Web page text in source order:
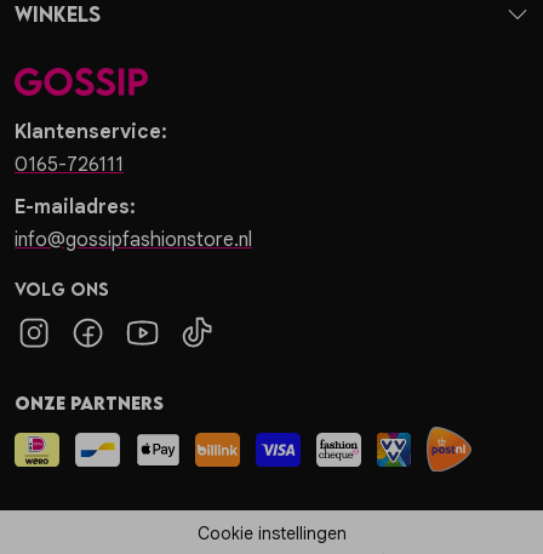
Klantenservice:
0165-726111
E-mailadres:
info@gossipfashionstore.nl
Volg ons
Winkels
Onze partners
Cookie instellingen